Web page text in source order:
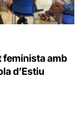
feminista amb
d’Estiu